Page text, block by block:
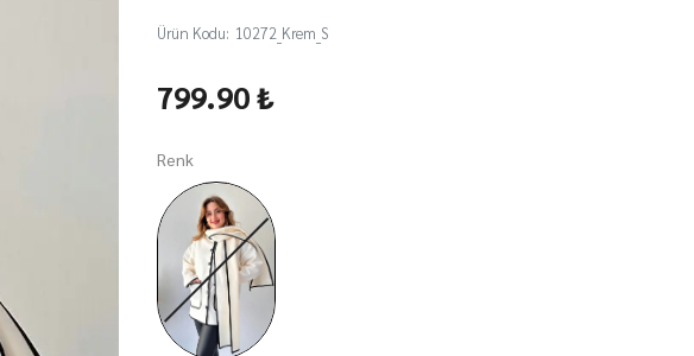
Ürün Kodu: 10272_Krem_S
799.90 ₺
Renk